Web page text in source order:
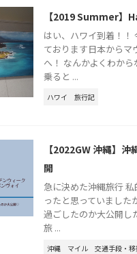
【2019 Summer
はい、ハワイ到着！
ております日本からマ
へ！ なんかよくわか
乗ると ...
ハワイ 旅行記
【2022GW 沖縄】
開
急に決めた沖縄旅行
ったと思っていました
過ごしたのか大公開し
旅 ...
沖縄 マイル 交通手段・